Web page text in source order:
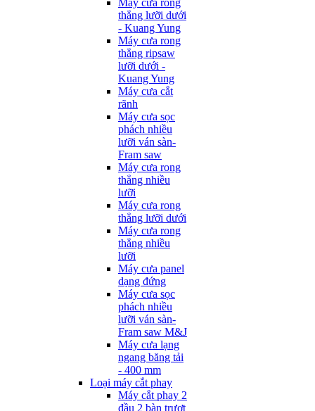
Máy cưa rong
thẳng lưỡi dưới
- Kuang Yung
Máy cưa rong
thẳng ripsaw
lưỡi dưới -
Kuang Yung
Máy cưa cắt
rãnh
Máy cưa sọc
phách nhiều
lưỡi ván sàn-
Fram saw
Máy cưa rong
thẳng nhiều
lưỡi
Máy cưa rong
thẳng lưỡi dưới
Máy cưa rong
thẳng nhiều
lưỡi
Máy cưa panel
dạng đứng
Máy cưa sọc
phách nhiều
lưỡi ván sàn-
Fram saw M&J
Máy cưa lạng
ngang băng tải
- 400 mm
Loại máy cắt phay
Máy cắt phay 2
đầu 2 bàn trượt